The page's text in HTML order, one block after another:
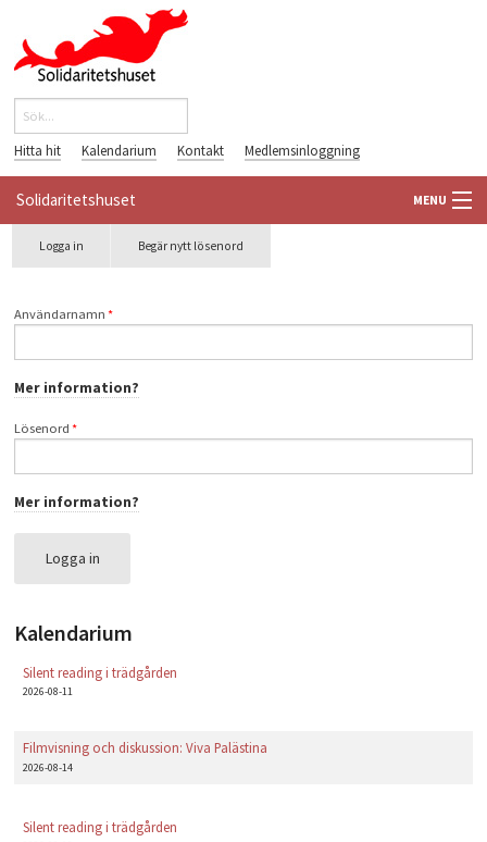
Hoppa till huvudinnehåll
Sökformulär
Hitta hit Kalendarium Kontakt Medlemsinloggning
Solidaritetshuset MENU
HEM
FÖRENINGAR
PLAY
Primära flikar
Logga in Begär nytt lösenord
Användarnamn*
Mer information?
Lösenord*
Mer information?
Logga in
Kalendarium
Silent reading i trädgården
2026-08-11
Filmvisning och diskussion: Viva Palästina
2026-08-14
Silent reading i trädgården